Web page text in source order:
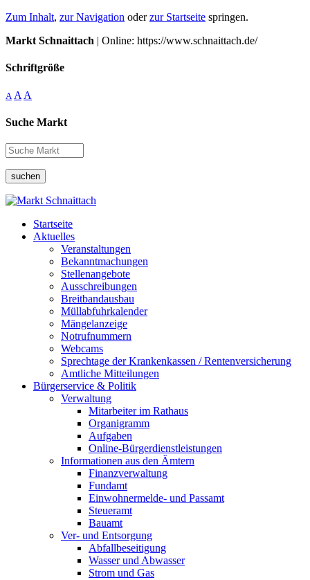
Zum Inhalt, zur Navigation oderzur Startseite springen.
Markt Schnaittach | Online: https://www.schnaittach.de/
Schriftgröße
A A A
Suche Markt
suchen
Startseite
Aktuelles
Veranstaltungen
Bekanntmachungen
Stellenangebote
Ausschreibungen
Breitbandausbau
Müllabfuhrkalender
Mängelanzeige
Notrufnummern
Webcams
Sprechtage der Krankenkassen / Rentenversicherung
Amtliche Mitteilungen
Bürgerservice & Politik
Verwaltung
Mitarbeiter im Rathaus
Organigramm
Aufgaben
Online-Bürgerdienstleistungen
Informationen aus den Ämtern
Finanzverwaltung
Fundamt
Einwohnermelde- und Passamt
Steueramt
Bauamt
Ver- und Entsorgung
Abfallbeseitigung
Wasser und Abwasser
Strom und Gas